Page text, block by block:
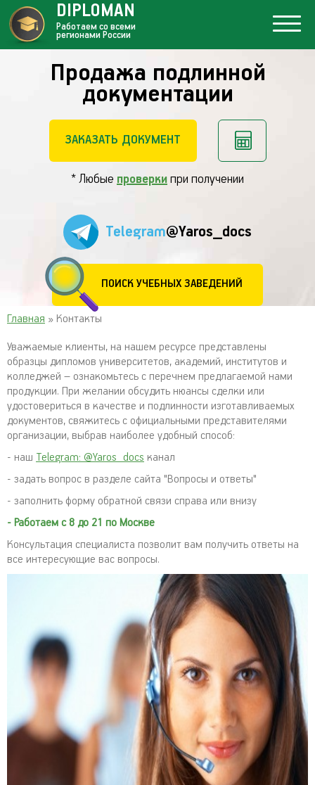
Продажа подлинной
документации
ЗАКАЗАТЬ ДОКУМЕНТ
* Любые проверки при получении
Telegram@Yaros_docs
ПОИСК УЧЕБНЫХ ЗАВЕДЕНИЙ
DIPLOMAN
Работаем со всеми
регионами России
Главная » Контакты
Уважаемые клиенты, на нашем ресурсе представлены
образцы дипломов университетов, академий, институтов и
колледжей – ознакомьтесь с перечнем предлагаемой нами
продукции. При желании обсудить нюансы сделки или
удостовериться в качестве и подлинности изготавливаемых
документов, свяжитесь с официальными представителями
организации, выбрав наиболее удобный способ:
- наш Telegram: @Yaros_docs канал
- задать вопрос в разделе сайта "Вопросы и ответы"
- заполнить форму обратной связи справа или внизу
- Работаем с 8 до 21 по Москве
Консультация специалиста позволит вам получить ответы на
все интересующие вас вопросы.